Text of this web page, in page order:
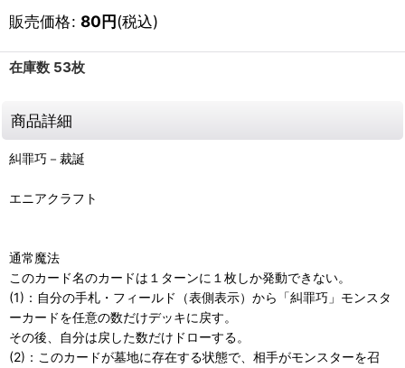
販売価格: 80円(税込)
在庫数 53枚
商品詳細
糾罪巧－裁誕
エニアクラフト
通常魔法
このカード名のカードは１ターンに１枚しか発動できない。
(1)：自分の手札・フィールド（表側表示）から「糾罪巧」モンスタ
ーカードを任意の数だけデッキに戻す。
その後、自分は戻した数だけドローする。
(2)：このカードが墓地に存在する状態で、相手がモンスターを召